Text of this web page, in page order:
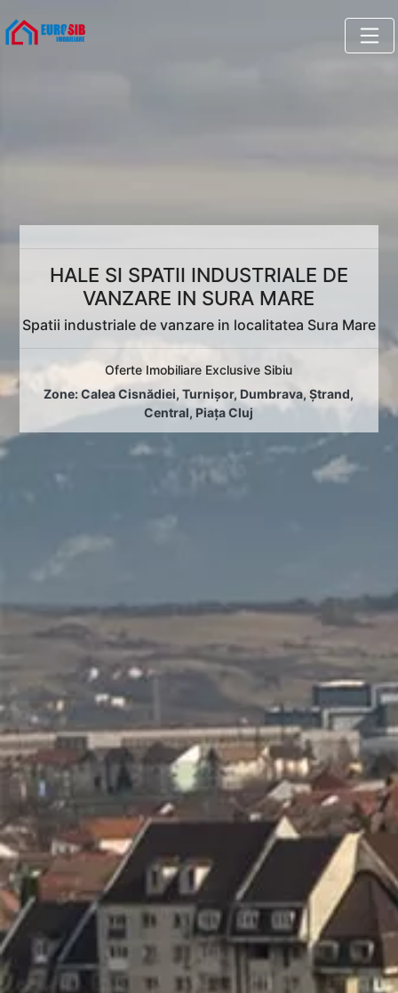
HALE SI SPATII INDUSTRIALE DE
VANZARE IN SURA MARE
Spatii industriale de vanzare in localitatea Sura Mare
Oferte Imobiliare Exclusive Sibiu
Zone:Calea Cisnădiei,Turnișor, Dumbrava,Ștrand,
Central,Piața Cluj